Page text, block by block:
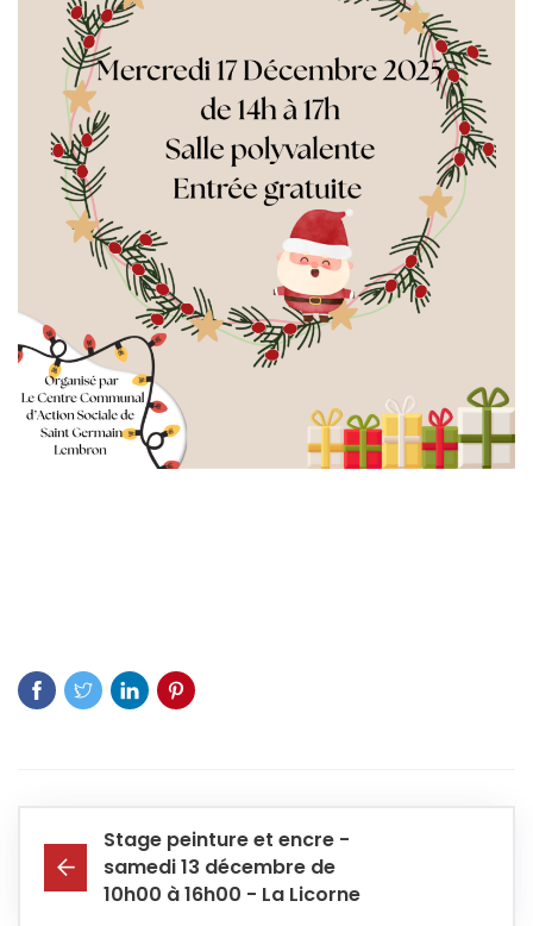
Stage peinture et encre -
samedi 13 décembre de
10h00 à 16h00 - La Licorne